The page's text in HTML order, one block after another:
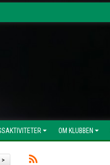
OM KLUBBEN
>